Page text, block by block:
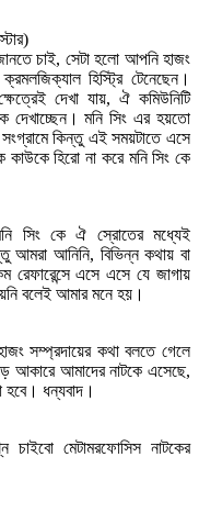
চাই, সেটা হলো আপনি হাজং
হিস্ট্রি টেনেছেন।
দেখা যায়, ঐ কমিউনিটি
মনি সিং এর হয়তো
কিন্তু এই সময়টাতে এসে
হিরো না করে মনি সিং কে
সিং কে ঐ স্রোতের মধ্যেই
আমরা আনিনি, বিভিন্ন কথায় বা
রেফারেন্সে এসে এসে যে জাগায়
বলেই আমার মনে হয়।
সম্প্রদায়ের কথা বলতে গেলে
আকারে আমাদের নাটকে এসেছে,
হবে। ধন্যবাদ।
মেটামরফোসিস নাটকের